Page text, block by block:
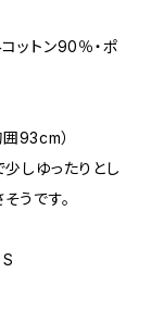
ットン90％・ポ
93cm）
しゆったりとし
うです。